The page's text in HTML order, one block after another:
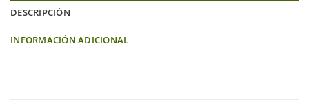
DESCRIPCIÓN
INFORMACIÓN ADICIONAL